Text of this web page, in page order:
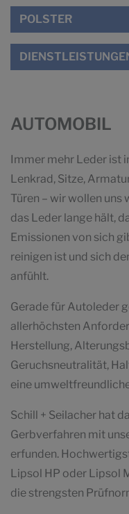
POLSTER
AUTOMOBIL
Immer mehr Leder ist
Lenkrad, Sitze,
Türen – wir wollen uns
das Leder lange hält,
Emissionen von sich
reinigen ist und sich
anfühlt.
Gerade für Autoleder
allerhöchsten
Herstellung,
Geruchsneutralität,
eine
Schill + Seilacher hat
Gerbverfahren mit
erfunden.
Lipsol HP oder Lipsol
die strengsten